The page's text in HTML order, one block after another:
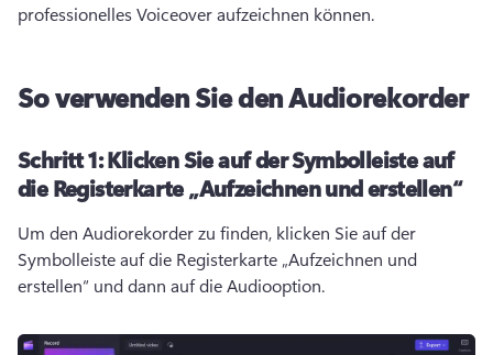
professionelles Voiceover aufzeichnen können.
So verwenden Sie den Audiorekorder
Schritt 1:Klicken Sie auf der Symbolleiste auf
die Registerkarte „Aufzeichnen und erstellen“
Um den Audiorekorder zu finden, klicken Sie auf der
Symbolleiste auf die Registerkarte „Aufzeichnen und
erstellen“ und dann auf die Audiooption.